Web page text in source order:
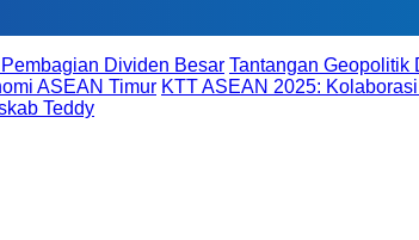
Dividen Besar Tantangan Geopolitik
ASEAN Timur KTT ASEAN 2025:
Teddy